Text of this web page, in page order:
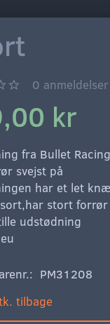
0 anmeldelser
kr
fra Bullet Racing
svejst på
har et let
stort forrør
udstødning
PM31208
tilbage